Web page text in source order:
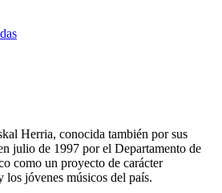
Herria, conocida también por sus
julio de 1997 por el Departamento de
como un proyecto de carácter
los jóvenes músicos del país.